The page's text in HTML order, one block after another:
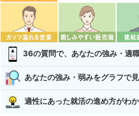
36の質問で、あなたの強み・適
あなたの強み・弱みをグラフで
適性にあった就活の進め方がわ